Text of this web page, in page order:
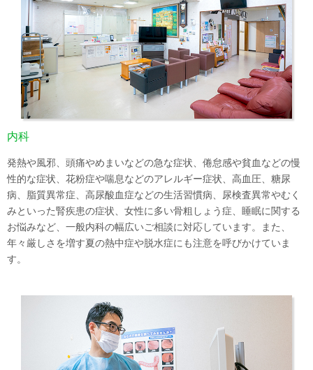
内科
発熱や風邪、頭痛やめまいなどの急な症状、倦怠感や貧血などの慢
性的な症状、花粉症や喘息などのアレルギー症状、高血圧、糖尿
病、脂質異常症、高尿酸血症などの生活習慣病、尿検査異常やむく
みといった腎疾患の症状、女性に多い骨粗しょう症、睡眠に関する
お悩みなど、一般内科の幅広いご相談に対応しています。また、
年々厳しさを増す夏の熱中症や脱水症にも注意を呼びかけていま
す。